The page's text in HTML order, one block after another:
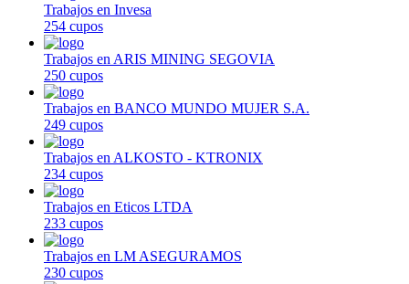
Trabajos en Invesa
254 cupos
Trabajos en ARIS MINING SEGOVIA
250 cupos
Trabajos en BANCO MUNDO MUJER S.A.
249 cupos
Trabajos en ALKOSTO - KTRONIX
234 cupos
Trabajos en Eticos LTDA
233 cupos
Trabajos en LM ASEGURAMOS
230 cupos